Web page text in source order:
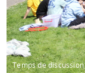
Temps de discussion